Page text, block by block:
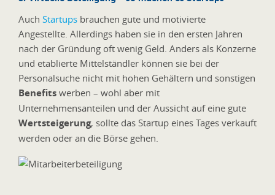
Auch Startups brauchen gute und motivierte
Angestellte. Allerdings haben sie in den ersten Jahren
nach der Gründung oft wenig Geld. Anders als Konzerne
und etablierte Mittelständler können sie bei der
Personalsuche nicht mit hohen Gehältern und sonstigen
Benefits werben – wohl aber mit
Unternehmensanteilen und der Aussicht auf eine gute
Wertsteigerung, sollte das Startup eines Tages verkauft
werden oder an die Börse gehen.